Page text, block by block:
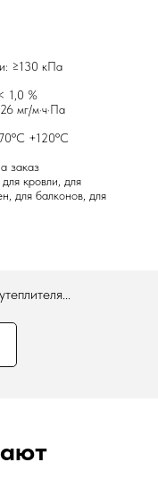
≥130 кПа
1,0 %
мг/м·ч·Па
+120ºC
заказ
кровли, для
для балконов, для